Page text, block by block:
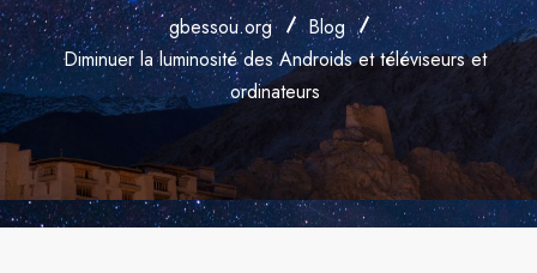
gbessou.org
Blog
Diminuer la luminosité des Androids et téléviseurs et
ordinateurs